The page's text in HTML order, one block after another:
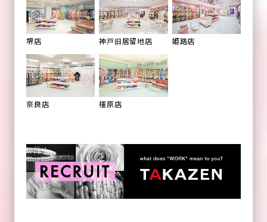
堺店 神戸旧居留地店 姫路店
奈良店 橿原店